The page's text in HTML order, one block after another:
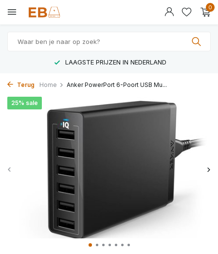
0
LAAGSTE PRIJZEN IN NEDERLAND
Terug Home Anker PowerPort 6-Poort USB Mu...
25% sale